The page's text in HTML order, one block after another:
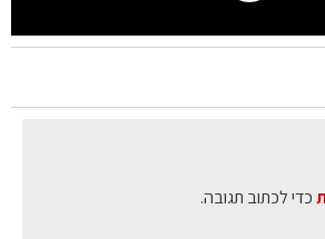
כדי לכתוב תגובה.